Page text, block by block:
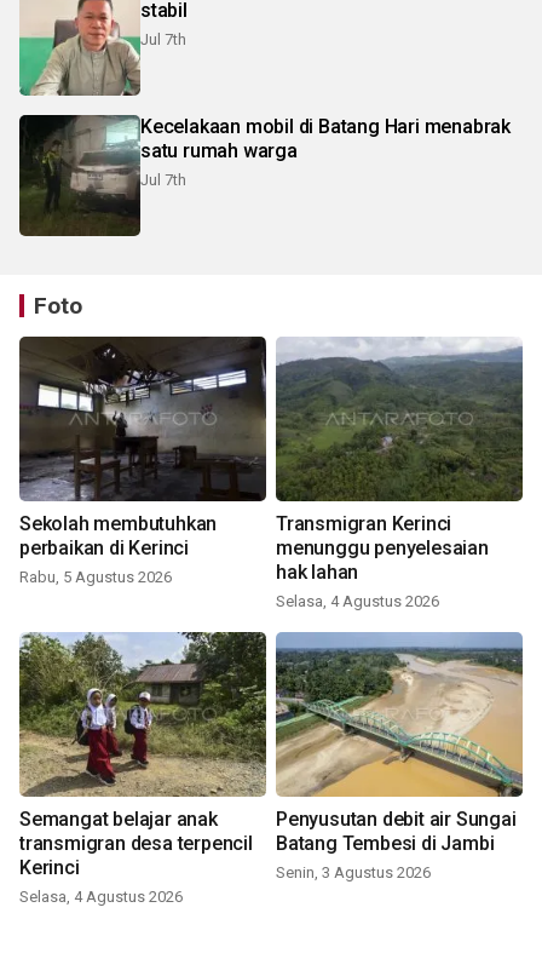
stabil
Jul 7th
Kecelakaan mobil di Batang Hari menabrak
satu rumah warga
Jul 7th
Foto
Sekolah membutuhkan
perbaikan di Kerinci
Rabu, 5 Agustus 2026
Transmigran Kerinci
menunggu penyelesaian
hak lahan
Selasa, 4 Agustus 2026
Semangat belajar anak
transmigran desa terpencil
Kerinci
Selasa, 4 Agustus 2026
Penyusutan debit air Sungai
Batang Tembesi di Jambi
Senin, 3 Agustus 2026